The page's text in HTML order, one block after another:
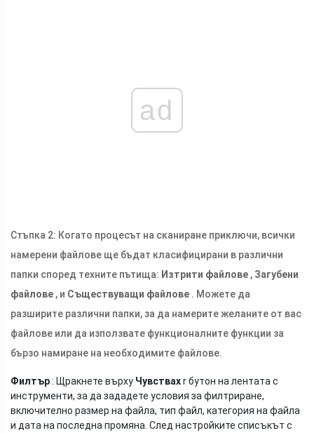
ad
Стъпка 2: Когато процесът на сканиране приключи, всички
намерени файлове ще бъдат класифицирани в различни
папки според техните пътища: Изтрити файлове , Загубени
файлове , и Съществуващи файлове . Можете да
разширите различни папки, за да намерите желаните от вас
файлове или да използвате функционалните функции за
бързо намиране на необходимите файлове.
Филтър: Щракнете върху Чувствахr бутон на лентата с
инструменти, за да зададете условия за филтриране,
включително размер на файла, тип файл, категория на файла
и дата на последна промяна. След настройките списъкът с